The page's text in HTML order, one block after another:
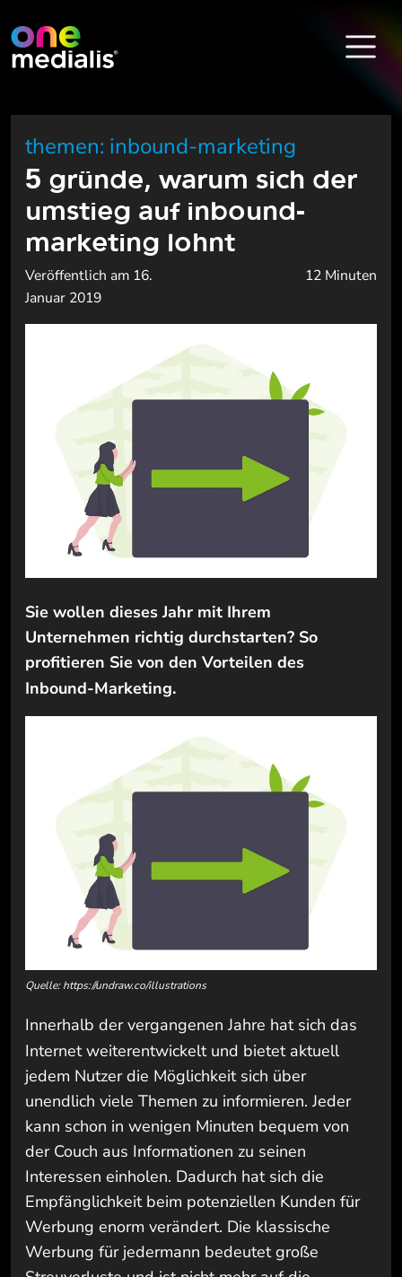
themen: inbound-marketing
5 gründe, warum sich der
umstieg auf inbound-
marketing lohnt
Veröffentlich am 16.
Januar 2019
12 Minuten
Sie wollen dieses Jahr mit Ihrem
Unternehmen richtig durchstarten? So
profitieren Sie von den Vorteilen des
Inbound-Marketing.
Quelle: https://undraw.co/illustrations
Innerhalb der vergangenen Jahre hat sich das
Internet weiterentwickelt und bietet aktuell
jedem Nutzer die Möglichkeit sich über
unendlich viele Themen zu informieren. Jeder
kann schon in wenigen Minuten bequem von
der Couch aus Informationen zu seinen
Interessen einholen. Dadurch hat sich die
Empfänglichkeit beim potenziellen Kunden für
Werbung enorm verändert. Die klassische
Werbung für jedermann bedeutet große